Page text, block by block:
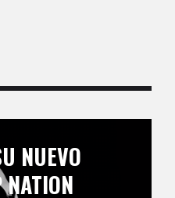
NUEVO